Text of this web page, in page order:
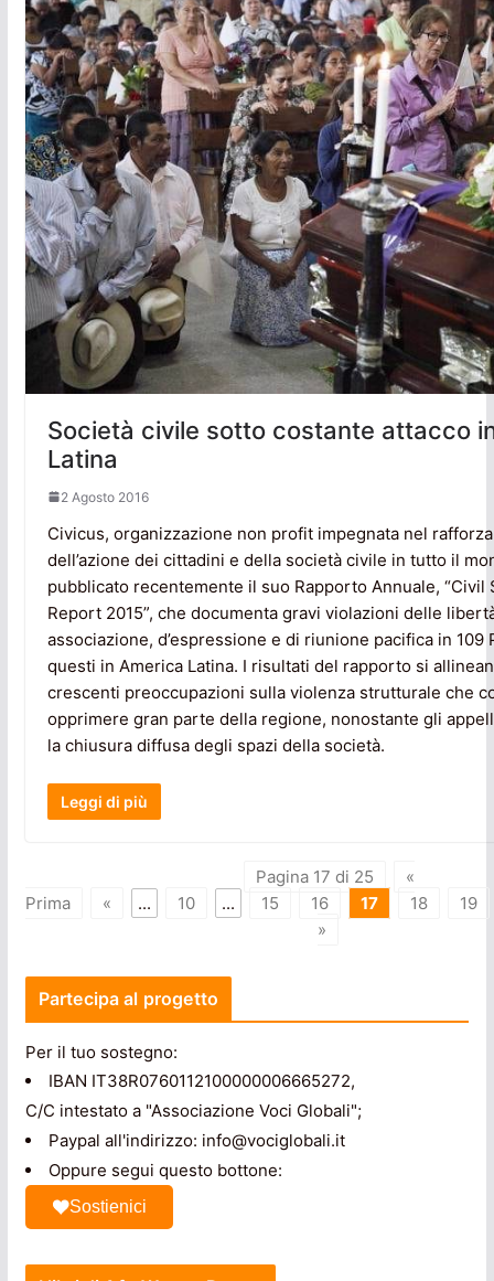
Società civile sotto costante attacco
Latina
2 Agosto 2016
Civicus, organizzazione non profit impegnata nel
dell’azione dei cittadini e della società civile in tutto il
pubblicato recentemente il suo Rapporto Annuale, “Civil
Report 2015”, che documenta gravi violazioni delle
associazione, d’espressione e di riunione pacifica in 109
questi in America Latina. I risultati del rapporto si
crescenti preoccupazioni sulla violenza strutturale che
opprimere gran parte della regione, nonostante gli
la chiusura diffusa degli spazi della società.
Leggi di più
Pagina 17 di 25
«
Prima
« ... 10 ... 15 16 17 18
19
»
Partecipa al progetto
Per il tuo sostegno:
IBAN IT38R0760112100000006665272,
C/C intestato a "Associazione Voci Globali";
Paypal all'indirizzo: info@vociglobali.it
Oppure segui questo bottone:
Sostienici